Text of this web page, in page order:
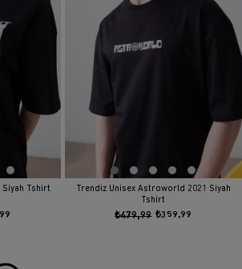
Siyah Tshirt
Trendiz Unisex Astroworld 2021 Siyah
Tshirt
₺359,99
₺479,99